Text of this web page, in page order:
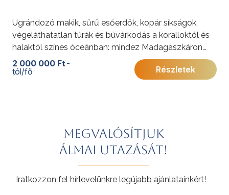
Ugrándozó makik, sűrű esőerdők, kopár síkságok,
végeláthatatlan túrák és búvárkodás a koralloktól és
halaktól színes óceánban: mindez Madagaszkáron
megtalálható, mely igazi álom úti cél az érintetlen
természet, a különleges növény-és állatvilág
2 000 000 Ft -
tól/fő
Részletek
Megvalósítjuk
álmai utazását!
Iratkozzon fel hírlevelünkre legújabb ajánlatainkért!